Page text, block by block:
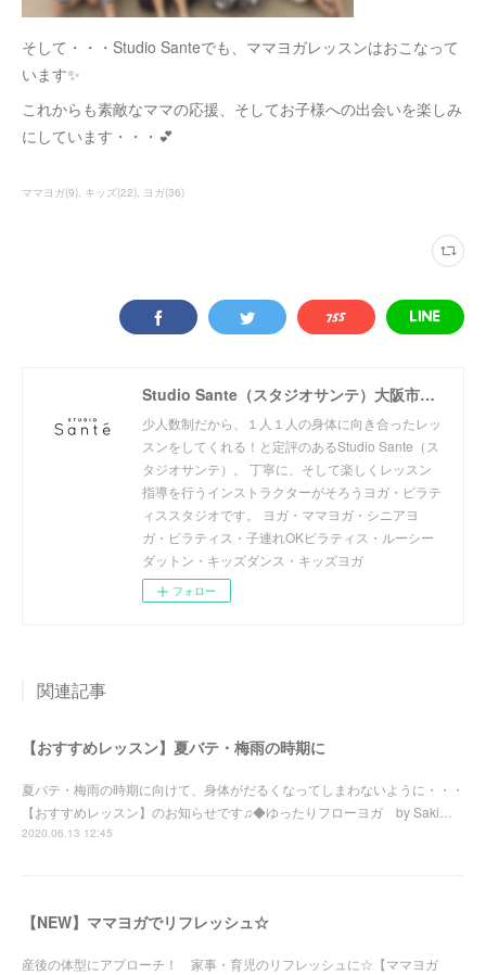
そして・・・Studio Santeでも、ママヨガレッスンはおこなって
います✨
これからも素敵なママの応援、そしてお子様への出会いを楽しみ
にしています・・・💕
ママヨガ(9) キッズ(22) ヨガ(36)
Studio Sante（スタジオサンテ）大阪市阿倍野区北畠のヨガ・ピラティススタジオ
少人数制だから、１人１人の身体に向き合ったレッ
スンをしてくれる！と定評のあるStudio Sante（ス
タジオサンテ）。 丁寧に、そして楽しくレッスン
指導を行うインストラクターがそろうヨガ・ピラテ
ィススタジオです。 ヨガ・ママヨガ・シニアヨ
ガ・ピラティス・子連れOKピラティス・ルーシー
ダットン・キッズダンス・キッズヨガ
フォロー
関連記事
【おすすめレッスン】夏バテ・梅雨の時期に
夏バテ・梅雨の時期に向けて、身体がだるくなってしまわないように・・・
【おすすめレッスン】のお知らせです♫◆ゆったりフローヨガ by Saki…
2020.06.13 12:45
【NEW】ママヨガでリフレッシュ☆
産後の体型にアプローチ！ 家事・育児のリフレッシュに☆【ママヨガ